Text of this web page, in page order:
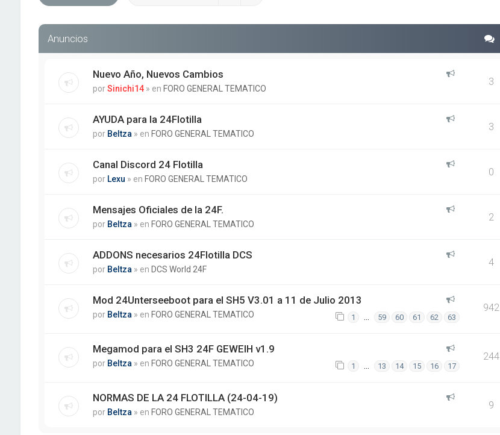
Anuncios
Nuevo Año, Nuevos Cambios
porSinichi14 » en FORO GENERAL TEMATICO
3
AYUDA para la 24Flotilla
por Beltza » en FORO GENERAL TEMATICO
3
Canal Discord 24 Flotilla
por Lexu » en FORO GENERAL TEMATICO
0
Mensajes Oficiales de la 24F.
por Beltza » en FORO GENERAL TEMATICO
2
ADDONS necesarios 24Flotilla DCS
por Beltza » en DCS World 24F
4
Mod 24Unterseeboot para el SH5 V3.01 a 11 de Julio 2013
por Beltza » en FORO GENERAL TEMATICO 1 … 59 60 61 62 63
942
Megamod para el SH3 24F GEWEIH v1.9
por Beltza » en FORO GENERAL TEMATICO 1 … 13 14 15 16 17
244
NORMAS DE LA 24 FLOTILLA (24-04-19)
por Beltza » en FORO GENERAL TEMATICO
9